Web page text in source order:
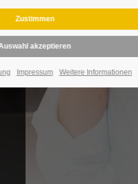
Impressum Weitere Informationen